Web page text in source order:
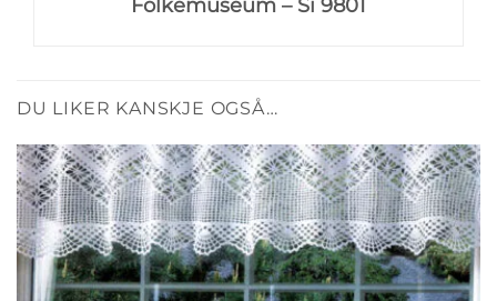
Folkemuseum – Si 9801
DU LIKER KANSKJE OGSÅ…